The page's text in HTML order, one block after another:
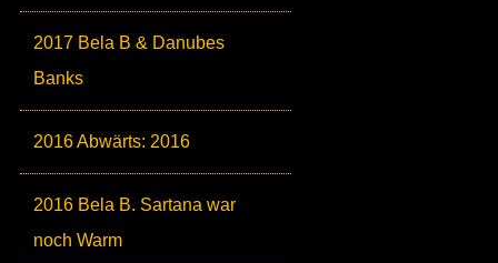
2017 Bela B & Danubes
Banks
2016 Abwärts: 2016
2016 Bela B. Sartana war
noch Warm